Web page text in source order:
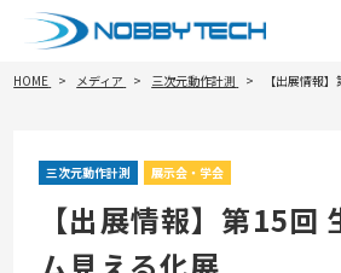
HOME メディア 三次元動作計測 【出展情報
三次元動作計測 展示会・学会
【出展情報】第15回